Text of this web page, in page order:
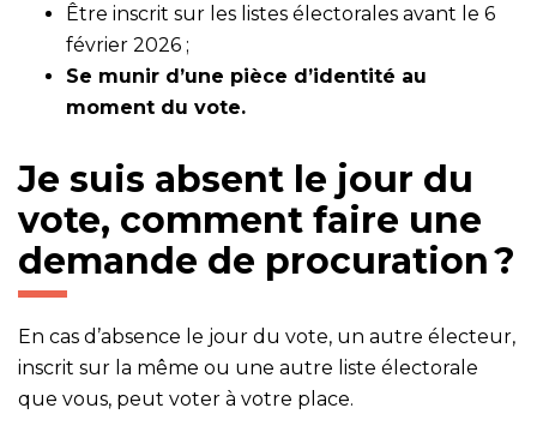
Être inscrit sur les listes électorales avant le 6
février 2026 ;
Se munir d’une pièce d’identité au
moment du vote.
Je suis absent le jour du
vote, comment faire une
demande de procuration ?
En cas d’absence le jour du vote, un autre électeur,
inscrit sur la même ou une autre liste électorale
que vous, peut voter à votre place.